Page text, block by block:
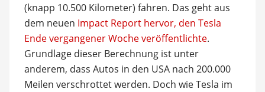
(knapp 10.500 Kilometer) fahren. Das geht aus
dem neuen Impact Report hervor, den Tesla
Ende vergangener Woche veröffentlichte.
Grundlage dieser Berechnung ist unter
anderem, dass Autos in den USA nach 200.000
Meilen verschrottet werden. Doch wie Tesla im